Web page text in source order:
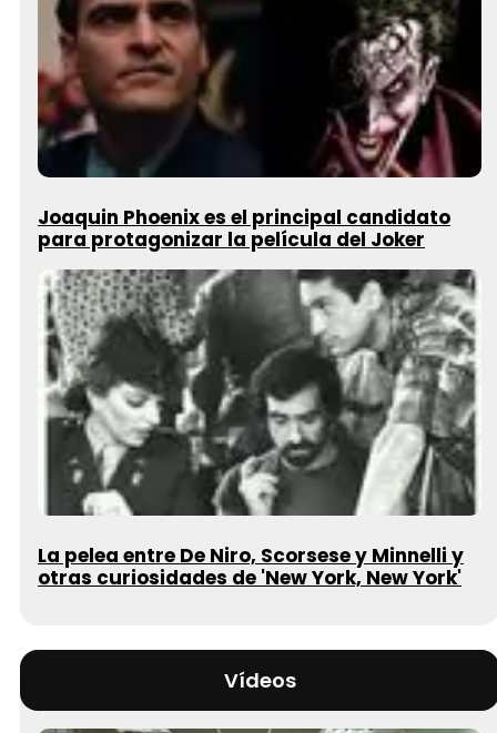
Joaquin Phoenix es el principal candidato
para protagonizar la película del Joker
La pelea entre De Niro, Scorsese y Minnelli y
otras curiosidades de 'New York, New York'
Vídeos